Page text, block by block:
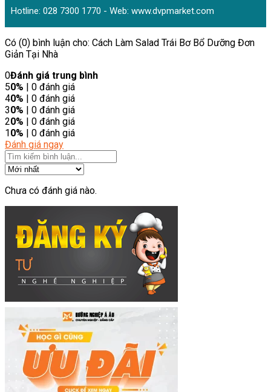
Hotline: 028 7300 1770 - Web: www.dvpmarket.com
Có (0) bình luận cho: Cách Làm Salad Trái Bơ Bổ Dưỡng Đơn
Giản Tại Nhà
0Đánh giá trung bình
50% | 0 đánh giá
40% | 0 đánh giá
30% | 0 đánh giá
20% | 0 đánh giá
1 0% | 0 đánh giá
Đánh giá ngay
Chưa có đánh giá nào.